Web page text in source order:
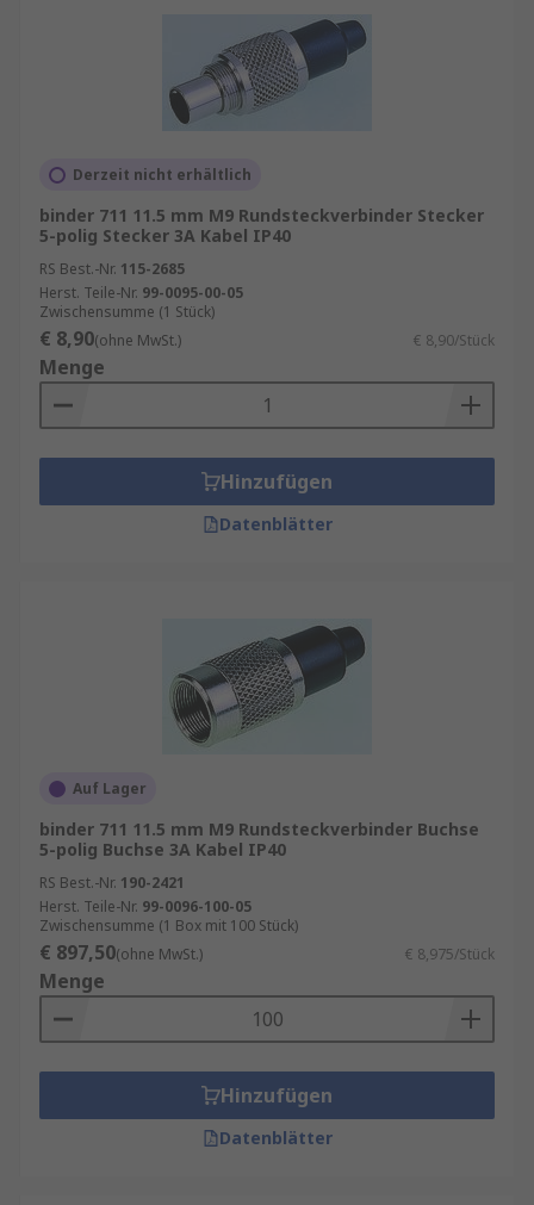
Derzeit nicht erhältlich
binder 711 11.5 mm M9 Rundsteckverbinder Stecker
5-polig Stecker 3A Kabel IP40
RS Best.-Nr. 115-2685
Herst. Teile-Nr. 99-0095-00-05
Zwischensumme (1 Stück)
€ 8,90(ohne MwSt.) € 8,90/Stück
Menge
Hinzufügen
Datenblätter
Auf Lager
binder 711 11.5 mm M9 Rundsteckverbinder Buchse
5-polig Buchse 3A Kabel IP40
RS Best.-Nr. 190-2421
Herst. Teile-Nr. 99-0096-100-05
Zwischensumme (1 Box mit 100 Stück)
€ 897,50(ohne MwSt.) € 8,975/Stück
Menge
Hinzufügen
Datenblätter